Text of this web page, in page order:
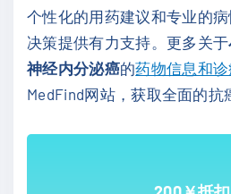
个性化的用药建议和专业的
决策提供有力支持。更多关于
神经内分泌癌的药物信息和
MedFind网站，获取全面的抗